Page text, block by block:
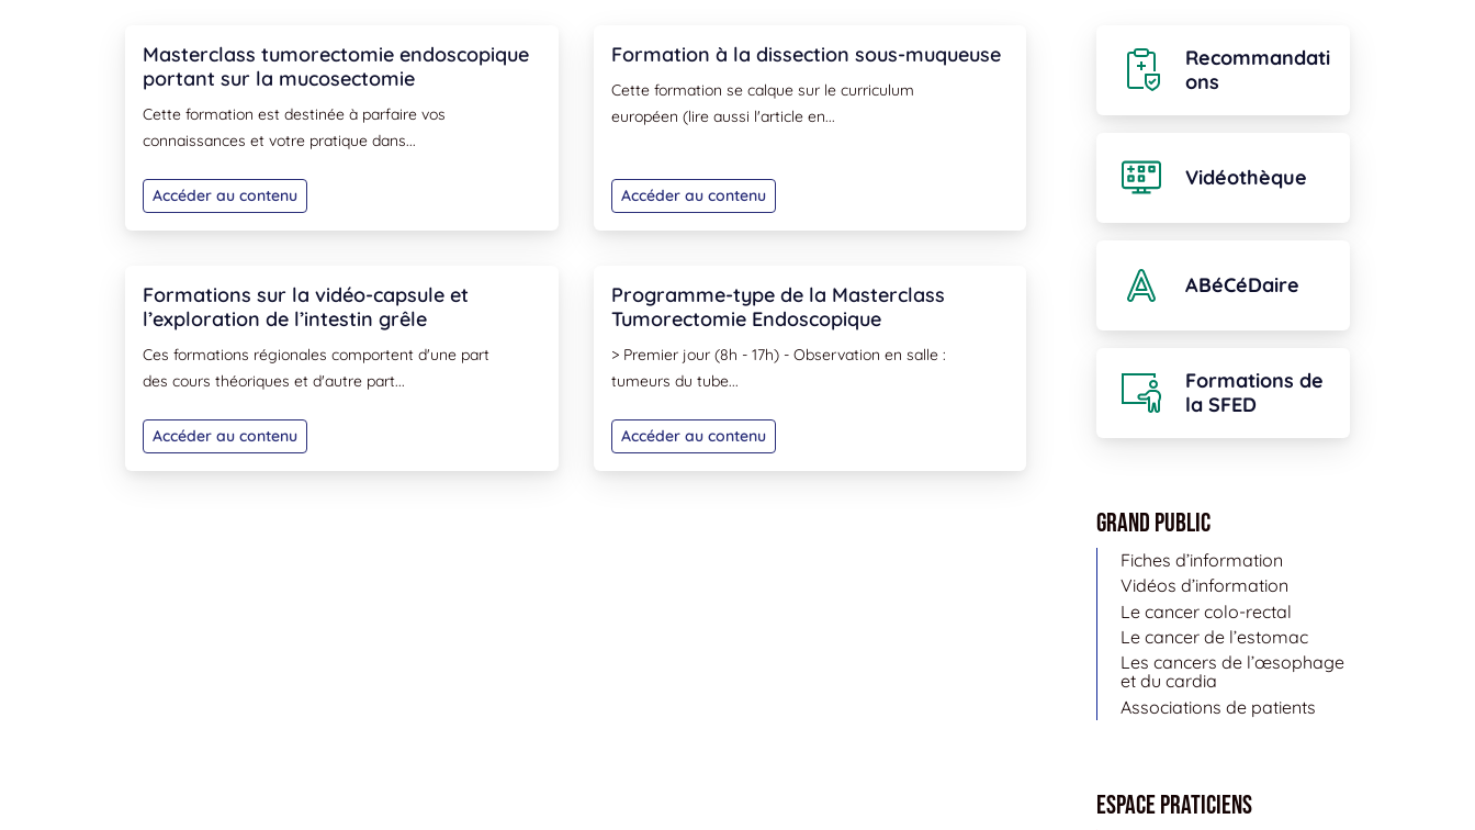
Masterclass tumorectomie endoscopique
portant sur la mucosectomie
Cette formation est destinée à parfaire vos
connaissances et votre pratique dans...
Accéder au contenu
Formation à la dissection sous-muqueuse
Cette formation se calque sur le curriculum
européen (lire aussi l'article en...
Accéder au contenu
Formations sur la vidéo-capsule et
l’exploration de l’intestin grêle
Ces formations régionales comportent d'une part
des cours théoriques et d'autre part...
Accéder au contenu
Programme-type de la Masterclass
Tumorectomie Endoscopique
> Premier jour (8h - 17h) - Observation en salle :
tumeurs du tube...
Accéder au contenu
Recommandati
ons
Vidéothèque
ABéCéDaire
Formations de
la SFED
Grand public
Fiches d’information
Vidéos d’information
Le cancer colo-rectal
Le cancer de l’estomac
Les cancers de l’œsophage
et du cardia
Associations de patients
Espace Praticiens